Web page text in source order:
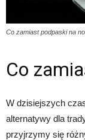
Co zamiast podpaski na
Co
W dzisiejszych
alternatywy dla
przyjrzymy się